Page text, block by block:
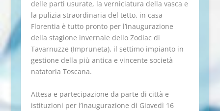
delle parti usurate, la verniciatura della vasca e
la pulizia straordinaria del tetto, in casa
Florentia è tutto pronto per l’inaugurazione
della stagione invernale dello Zodiac di
Tavarnuzze (Impruneta), il settimo impianto in
gestione della più antica e vincente società
natatoria Toscana.
Attesa e partecipazione da parte di città e
istituzioni per l’inaugurazione di Giovedì 16